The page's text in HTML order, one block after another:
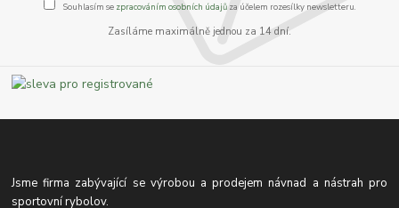
Souhlasím se zpracováním osobních údajůza účelem rozesílky newsletteru.
Zasíláme maximálně jednou za 14 dní.
Jsme firma zabývající se výrobou a prodejem návnad a nástrah pro
sportovní rybolov.